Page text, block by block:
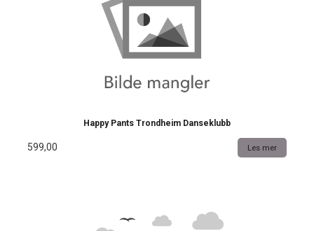
Happy Pants Trondheim Danseklubb
599,00 Les mer